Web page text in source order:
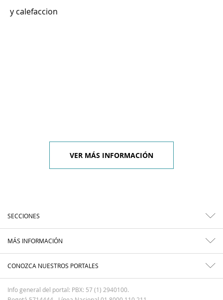
y calefaccion
VER MÁS INFORMACIÓN
SECCIONES
MÁS INFORMACIÓN
CONOZCA NUESTROS PORTALES
Info general del portal: PBX: 57 (1) 2940100.